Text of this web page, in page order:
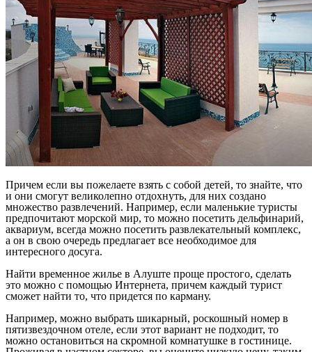
Причем если вы пожелаете взять с собой детей, то знайте, что
и они смогут великолепно отдохнуть, для них создано
множество развлечений. Например, если маленькие туристы
предпочитают морской мир, то можно посетить дельфинарий,
аквариум, всегда можно посетить развлекательный комплекс,
а он в свою очередь предлагает все необходимое для
интересного досуга.
Найти временное жилье в Алуште проще простого, сделать
это можно с помощью Интернета, причем каждый турист
сможет найти то, что придется по карману.
Например, можно выбрать шикарный, роскошный номер в
пятизвездочном отеле, если этот вариант не подходит, то
можно остановиться на скромной комнатушке в гостинице.